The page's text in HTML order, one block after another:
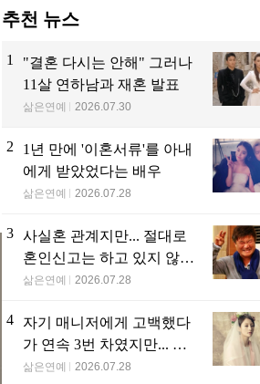
추천 뉴스
1
"결혼 다시는 안해" 그러나
11살 연하남과 재혼 발표
삶은연예 2026.07.30
2
1년 만에 '이혼서류'를 아내
에게 받았었다는 배우
삶은연예 2026.07.28
3
사실혼 관계지만... 절대로
혼인신고는 하고 있지 않다
는 배우
삶은연예 2026.07.28
4
자기 매니저에게 고백했다
가 연속 3번 차였지만... 결
국 결혼에 성공한 배우
삶은연예 2026.07.28